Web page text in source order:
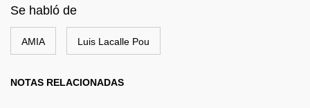
Se habló de
AMIA Luis Lacalle Pou
NOTAS RELACIONADAS